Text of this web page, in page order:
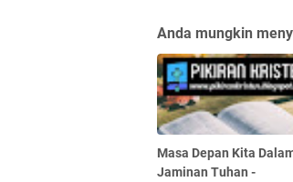
Anda mungkin
Masa Depan Kita
Jaminan Tuhan -